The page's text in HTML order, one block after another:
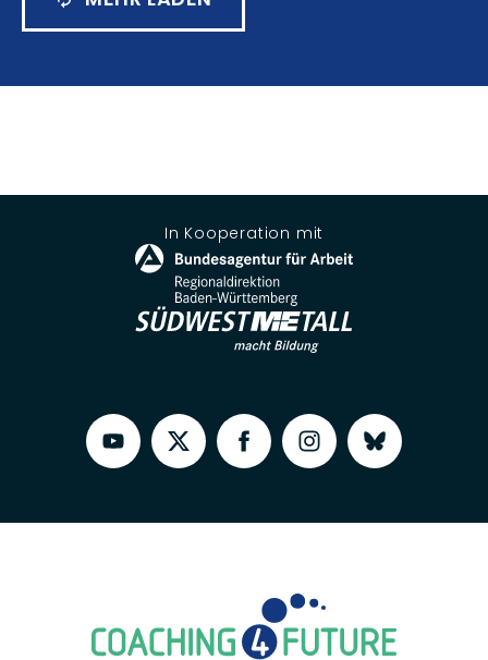
In Kooperation mit